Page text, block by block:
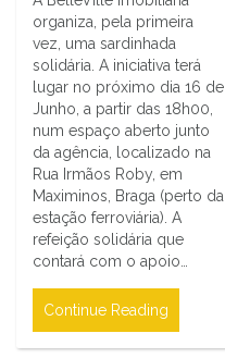
organiza, pela primeira
vez, uma sardinhada
solidária. A iniciativa terá
lugar no próximo dia 16 de
Junho, a partir das 18h00,
num espaço aberto junto
da agência, localizado na
Rua Irmãos Roby, em
Maximinos, Braga (perto da
estação ferroviária). A
refeição solidária que
contará com o apoio…
Continue Reading